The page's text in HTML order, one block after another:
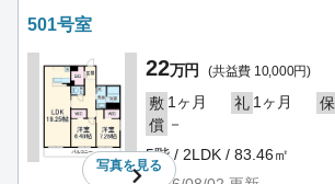
501号室
写真を見る
22万円 (共益費 10,000円)
敷 1ヶ月 礼 1ヶ月 保
償 －
5階 / 2LDK / 83.46㎡